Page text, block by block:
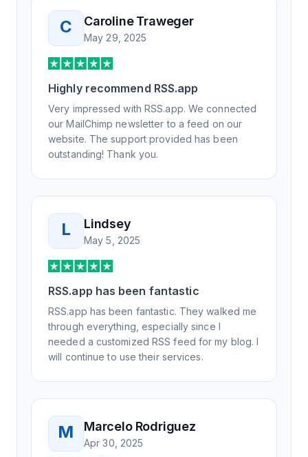
knowledgeable, kind, and clearly wanted to
understand the issue. It has been a few
weeks, but after many revisions and direct
support, all of my release notes are in a way
that my users understand and find value in.
Honestly, it has been an exceptional
experience, and I will be pushing everyone I
know to RSS.app for their RSS needs.
C Caroline Traweger
May 29, 2025
Highly recommend RSS.app
Very impressed with RSS.app. We connected
our MailChimp newsletter to a feed on our
website. The support provided has been
outstanding! Thank you.
L Lindsey
May 5, 2025
RSS.app has been fantastic
RSS.app has been fantastic. They walked me
through everything, especially since I
needed a customized RSS feed for my blog. I
will continue to use their services.
M Marcelo Rodriguez
Apr 30, 2025